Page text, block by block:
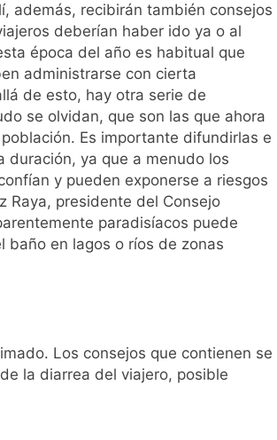
qué el magnesio es clave para el
sobre la situación de las TCAE en
además, recibirán también consejos
deberían haber ido ya o al
época del año es habitual que
administrarse con cierta
de esto, hay otra serie de
se olvidan, que son las que ahora
Es importante difundirlas e
ya que a menudo los
y pueden exponerse a riesgos
Raya, presidente del Consejo
paradisíacos puede
baño en lagos o ríos de zonas
Los consejos que contienen se
la diarrea del viajero, posible